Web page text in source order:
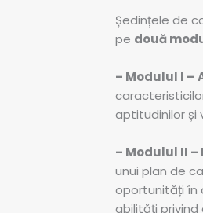
Ședințele de
pe două
– Modulul I –
aptitudinilor și
– Modulul II
unui plan de
oportunități în
abilități